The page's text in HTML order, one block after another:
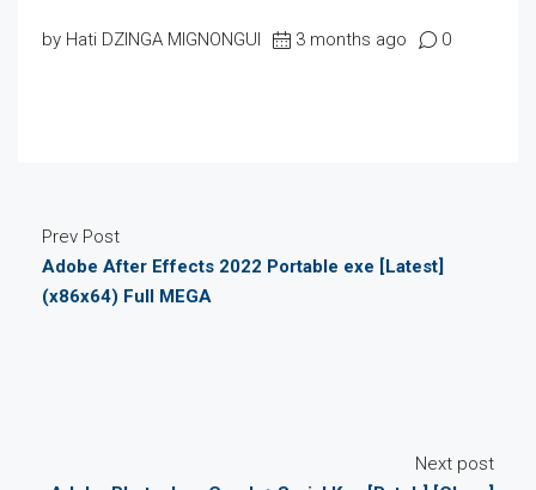
by Hati DZINGA MIGNONGUI 3 months ago 0
Prev Post
Adobe After Effects 2022 Portable exe [Latest]
(x86x64) Full MEGA
Next post